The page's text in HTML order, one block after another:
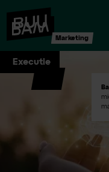
Marketing
Executie